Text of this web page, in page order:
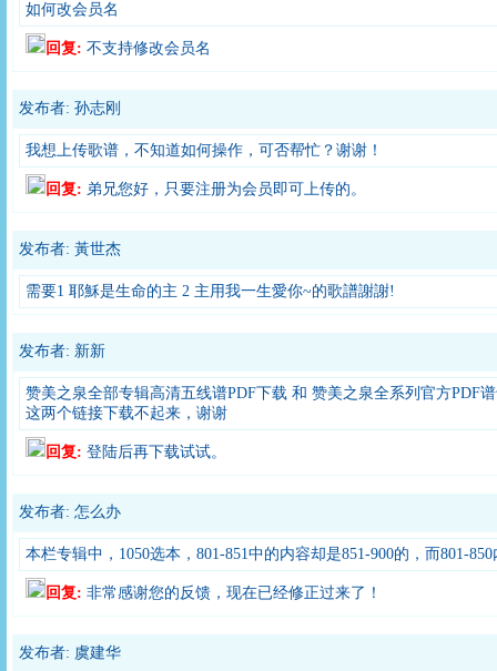
如何改会员名
回复: 不支持修改会员名
发布者: 孙志刚
我想上传歌谱，不知道如何操作，可否帮忙？谢谢！
回复: 弟兄您好，只要注册为会员即可上传的。
发布者: 黃世杰
需要1 耶穌是生命的主 2 主用我一生愛你~的歌譜謝謝!
发布者: 新新
赞美之泉全部专辑高清五线谱PDF下载 和 赞美之泉全系列官方PDF
这两个链接下载不起来，谢谢
回复: 登陆后再下载试试。
发布者: 怎么办
本栏专辑中，1050选本，801-851中的内容却是851-900的，而801-
回复: 非常感谢您的反馈，现在已经修正过来了！
发布者: 虞建华